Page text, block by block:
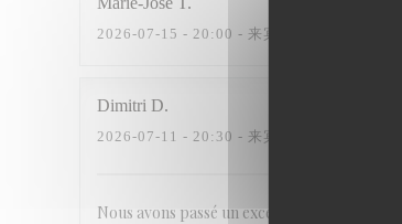
2026-07-15 - 20:00 - 来宾 3
Dimitri D
2026-07-11 - 20:30 - 来宾 2
Nous avons passé un excellent moment, et